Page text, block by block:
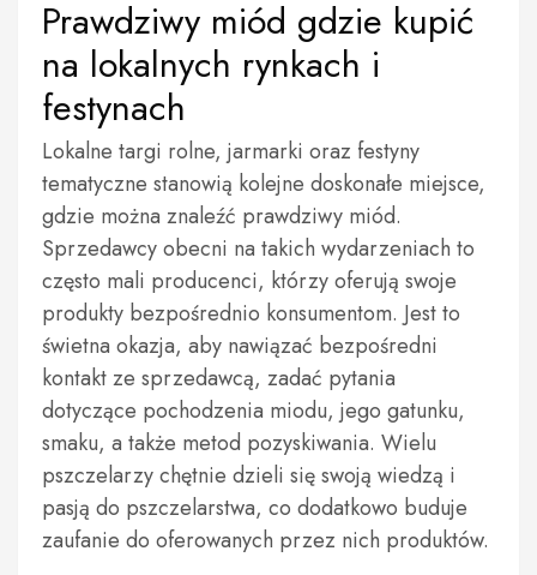
Prawdziwy miód gdzie kupić
na lokalnych rynkach i
festynach
Lokalne targi rolne, jarmarki oraz festyny
tematyczne stanowią kolejne doskonałe miejsce,
gdzie można znaleźć prawdziwy miód.
Sprzedawcy obecni na takich wydarzeniach to
często mali producenci, którzy oferują swoje
produkty bezpośrednio konsumentom. Jest to
świetna okazja, aby nawiązać bezpośredni
kontakt ze sprzedawcą, zadać pytania
dotyczące pochodzenia miodu, jego gatunku,
smaku, a także metod pozyskiwania. Wielu
pszczelarzy chętnie dzieli się swoją wiedzą i
pasją do pszczelarstwa, co dodatkowo buduje
zaufanie do oferowanych przez nich produktów.